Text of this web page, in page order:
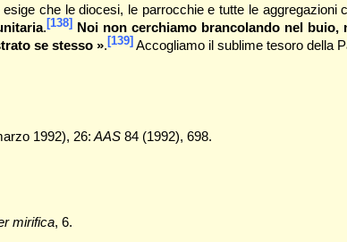
che le diocesi, le parrocchie e tutte le aggregazioni
. [138] Noi non cerchiamo brancolando nel
se stesso». [139]Accogliamo il sublime tesoro della
1992), 26: AAS 84 (1992), 698.
mirifica, 6.